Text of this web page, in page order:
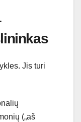
Jis turi
(„aš